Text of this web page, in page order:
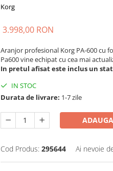
Korg
3.998,00 RON
Aranjor profesional Korg PA-600 cu
Pa600 vine echipat cu cea mai
In pretul afisat este inclus un
IN STOC
Durata de livrare: 1-7 zile
Cod Produs: 295644 Ai nevoie